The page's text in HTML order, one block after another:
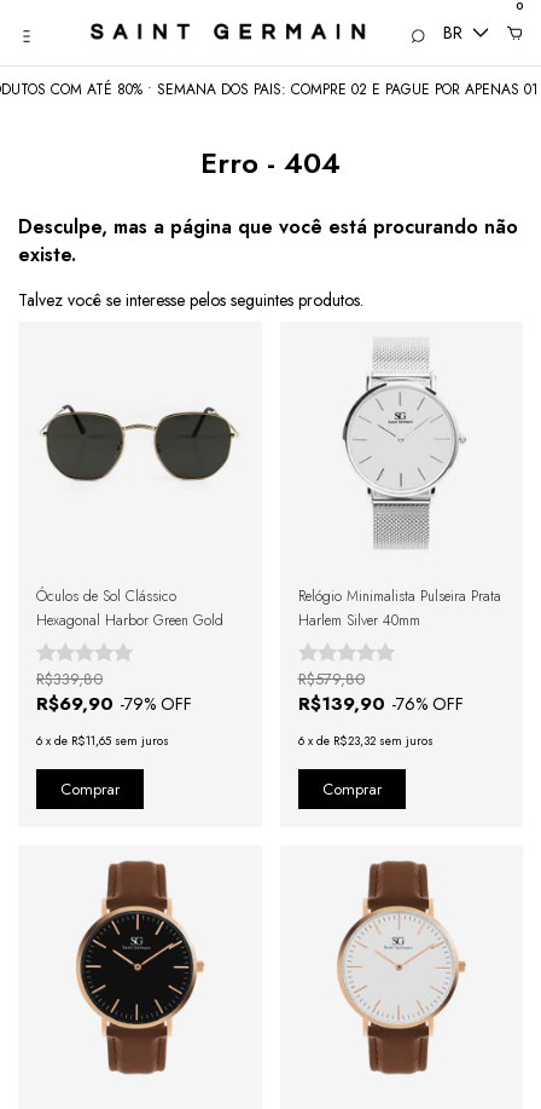
BR
0
COM ATÉ 80% • SEMANA DOS PAIS: COMPRE 02 E PAGUE POR APENAS
Erro - 404
Desculpe, mas a página que você está procurando não
existe.
Talvez você se interesse pelos seguintes produtos.
Óculos de Sol Clássico
Hexagonal Harbor Green Gold
R$69,90 -79% OFF
R$339,80
6 x de R$11,65 sem juros
Relógio Minimalista Pulseira Prata
Harlem Silver 40mm
R$139,90 -76% OFF
R$579,80
6 x de R$23,32 sem juros